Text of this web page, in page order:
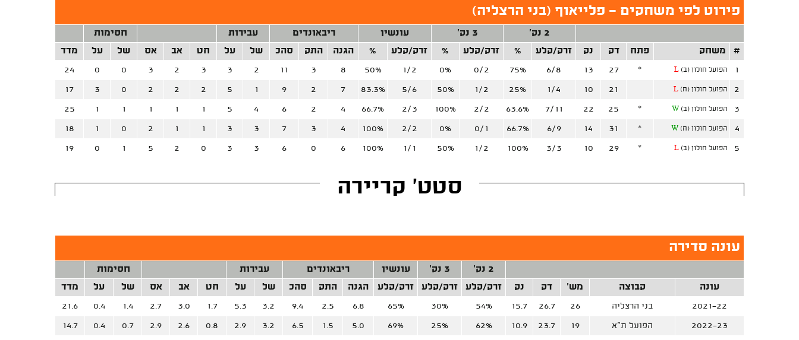
פירוט לפי משחקים - פלייאוף (בני הרצליה)
2 נק' 3 נק' עונשין ריבאונדים עבירות
חסימות
#
משחק פתח דק נק זרק/קלע % זרק/קלע % זרק/קלע % הגנה התק סהכ של על חט אב אס של על מדד
1 הפועל חולון (ב) L
*
27
13
6/8
75%
0/2
0%
1/2
50%
8
3
11
2
3
3
2
3
0
0
24
2 הפועל חולון (ח) L
21
10
1/4
25%
1/2
50%
5/6
83.3%
7
2
9
1
5
2
2
2
0
3
17
3 הפועל חולון (ב) W
*
25
22
7/11
63.6%
2/2
100%
2/3
66.7%
4
2
6
4
5
1
1
1
1
1
25
4 הפועל חולון (ח) W
*
31
14
6/9
66.7%
0/1
0%
2/2
100%
4
3
7
3
3
1
1
2
0
1
18
5 הפועל חולון (ב) L
*
29
10
3/3
100%
1/2
50%
1/1
100%
6
0
6
3
3
0
2
5
1
0
19
סטט' קריירה
עונה סדירה
2 נק' 3 נק' עונשין ריבאונדים עבירות
חסימות
עונה
קבוצה מש' דק נק זרק/קלע זרק/קלע זרק/קלע הגנה התק סהכ של על חט אב אס של על מדד
2021-22 בני הרצליה 26
26.7
15.7
54%
30%
65%
6.8
2.5
9.4
3.2
5.3
1.7
3.0
2.7
1.4
0.4
21.6
2022-23 הפועל ת"א 19
23.7
10.9
62%
25%
69%
5.0
1.5
6.5
3.2
2.9
0.8
2.6
2.9
0.7
0.4
14.7